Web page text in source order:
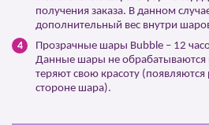
получения заказа. В данном
дополнительный вес внутри
Прозрачные шары Bubble – 12
Данные шары не обрабатываются
теряют свою красоту
стороне шара).